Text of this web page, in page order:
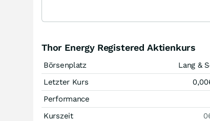
Thor Energy Registered Aktienkurs
Börsenplatz
Lang &
Letzter Kurs
Performance
Kurszeit